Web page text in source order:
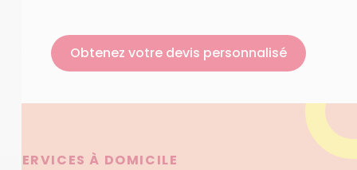
Obtenez votre devis personnalisé
SERVICES À DOMICILE